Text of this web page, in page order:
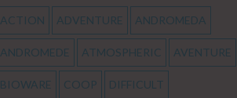
ACTION ADVENTURE ANDROMEDA
ANDROMEDE ATMOSPHERIC AVENTURE
BIOWARE COOP DIFFICULT